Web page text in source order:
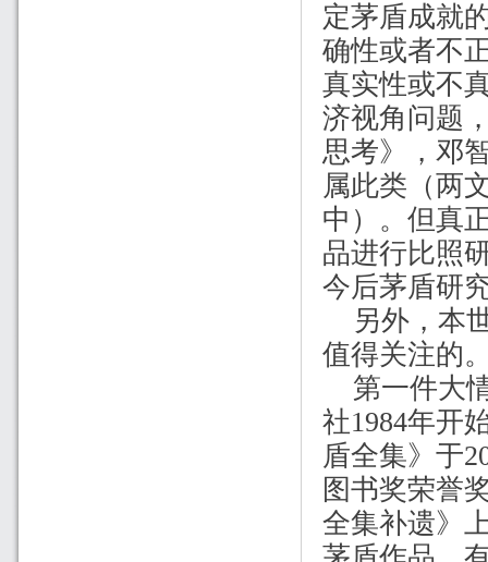
定茅盾成就
确性或者不
真实性或不
济视角问题
思考》，邓
属此类（两
中）。但真
品进行比照
今后茅盾研
另外，本
值得关注的
第一件大
社1984年开
盾全集》于
图书奖荣誉
全集补遗》